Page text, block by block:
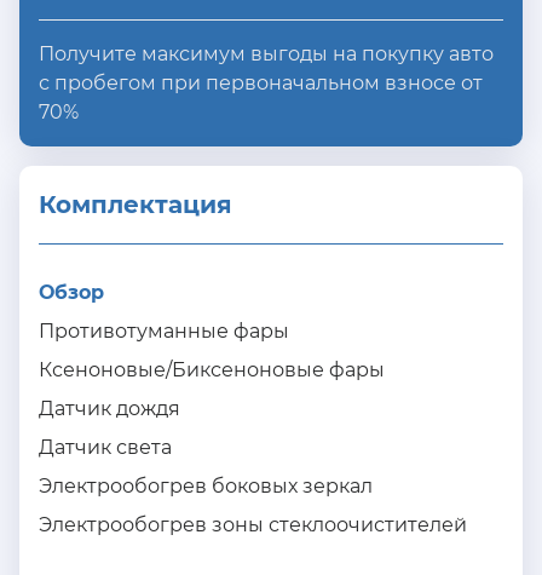
Получите максимум выгоды на покупку авто
с пробегом при первоначальном взносе от
70%
Комплектация
Обзор
Противотуманные фары
Ксеноновые/Биксеноновые фары
Датчик дождя
Датчик света
Электрообогрев боковых зеркал
Электрообогрев зоны стеклоочистителей